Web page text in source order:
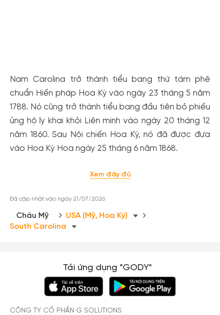
Nam Carolina trở thành tiểu bang thứ tám phê
chuẩn Hiến pháp Hoa Kỳ vào ngày 23 tháng 5 năm
1788. Nó cũng trở thành tiểu bang đầu tiên bỏ phiếu
ủng hộ ly khai khỏi Liên minh vào ngày 20 tháng 12
năm 1860. Sau Nội chiến Hoa Kỳ, nó đã được đưa
vào Hoa Kỳ Hoa ngày 25 tháng 6 năm 1868.
Xem đầy đủ
Đã cập nhật vào ngày 21/07/2026
Châu Mỹ
USA (Mỹ, Hoa Kỳ)
South Carolina
Tải ứng dụng "GODY"
CÔNG TY CỔ PHẦN G SOLUTIONS